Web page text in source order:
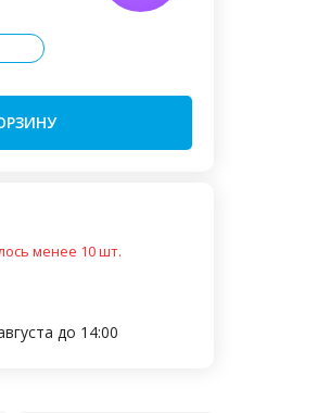
менее 10 шт.
до 14:00